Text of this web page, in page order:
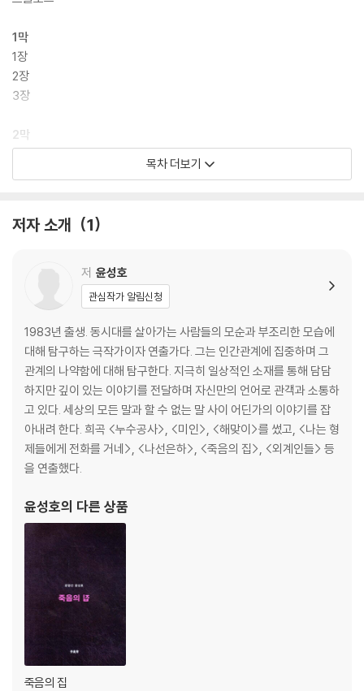
1막
1장
2장
3장
2막
1장
3막
2장
3장
에필로그
목차 더보기
저자 소개 1
저 윤성호
관심작가 알림신청
1983년 출생. 동시대를 살아가는 사람들의 모순과 부조리한 모습에
대해 탐구하는 극작가이자 연출가다. 그는 인간관계에 집중하며 그
관계의 나약함에 대해 탐구한다. 지극히 일상적인 소재를 통해 담담
하지만 깊이 있는 이야기를 전달하며 자신만의 언어로 관객과 소통하
고 있다. 세상의 모든 말과 할 수 없는 말 사이 어딘가의 이야기를 잡
아내려 한다. 희곡 <누수공사>, <미인>, <해맞이>를 썼고, <나는 형
제들에게 전화를 거네>, <나선은하>, <죽음의 집>, <외계인들> 등
을 연출했다.
윤성호의 다른 상품
죽음의 집